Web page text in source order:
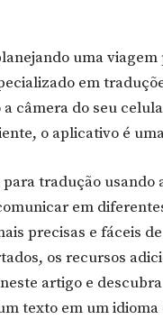
uma
em
câmera do seu
o aplicativo é
para tradução
em
precisas e fáceis
os recursos
artigo e
texto em um idioma